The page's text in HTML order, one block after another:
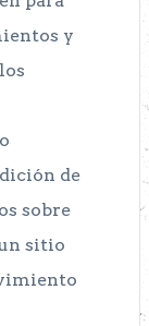
y
de
sobre
sitio